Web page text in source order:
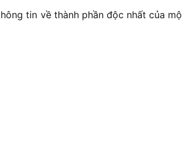
tin về thành phần độc nhất của